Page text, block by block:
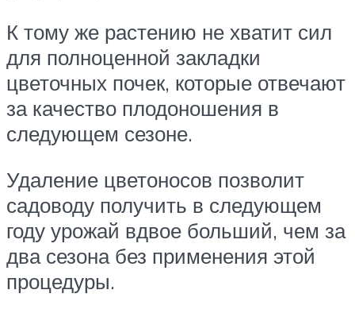
К тому же растению не хватит сил
для полноценной закладки
цветочных почек, которые отвечают
за качество плодоношения в
следующем сезоне.
Удаление цветоносов позволит
садоводу получить в следующем
году урожай вдвое больший, чем за
два сезона без применения этой
процедуры.